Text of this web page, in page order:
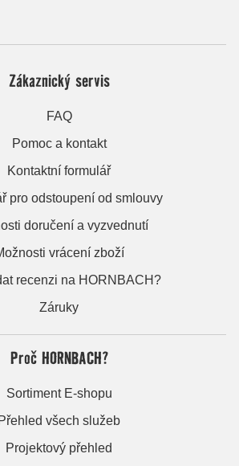
Zákaznický servis
FAQ
Pomoc a kontakt
Kontaktní formulář
pro odstoupení od smlouvy
doručení a vyzvednutí
vrácení zboží
recenzi na HORNBACH?
Záruky
Proč HORNBACH?
Sortiment E-shopu
Přehled všech služeb
Projektový přehled